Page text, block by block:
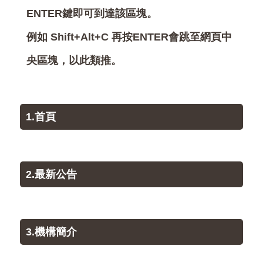
ENTER鍵即可到達該區塊。
例如 Shift+Alt+C 再按ENTER會跳至網頁中
央區塊，以此類推。
1.首頁
2.最新公告
3.機構簡介